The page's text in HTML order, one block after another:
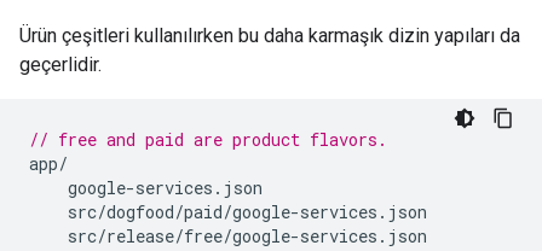
Ürün çeşitleri kullanılırken bu daha karmaşık dizin yapıları da
geçerlidir.
// free and paid are product flavors.
app/
google-services . json
src/dogfood/paid/google-services . json
src/release/free/google-services . json